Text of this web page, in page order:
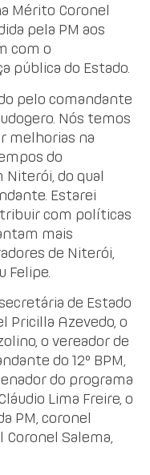
Mérito Coronel
pela PM aos
com o
pública do Estado.
pelo comandante
Nós temos
melhorias na
do
Niterói, do qual
Estarei
com políticas
mais
de Niterói,
Felipe.
de Estado
Pricilla Azevedo, o
o vereador de
do 12º BPM,
do programa
Lima Freire, o
PM, coronel
Salema,